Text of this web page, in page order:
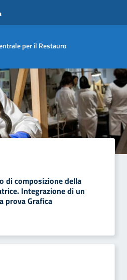
per il Restauro
di composizione della
Integrazione di un
prova Grafica